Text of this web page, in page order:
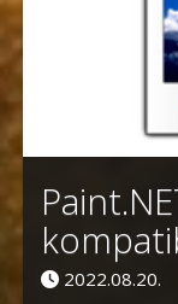
Posted on
2022.08.20.